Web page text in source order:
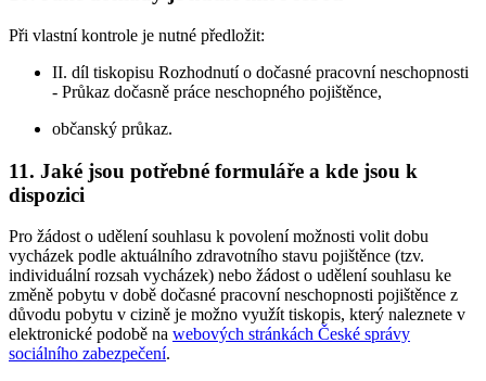
Při vlastní kontrole je nutné předložit:
II. díl tiskopisu Rozhodnutí o dočasné pracovní neschopnosti
- Průkaz dočasně práce neschopného pojištěnce,
občanský průkaz.
11. Jaké jsou potřebné formuláře a kde jsou k
dispozici
Pro žádost o udělení souhlasu k povolení možnosti volit dobu
vycházek podle aktuálního zdravotního stavu pojištěnce (tzv.
individuální rozsah vycházek) nebo žádost o udělení souhlasu ke
změně pobytu v době dočasné pracovní neschopnosti pojištěnce z
důvodu pobytu v cizině je možno využít tiskopis, který naleznete v
elektronické podobě na webových stránkách České správy
sociálního zabezpečení.